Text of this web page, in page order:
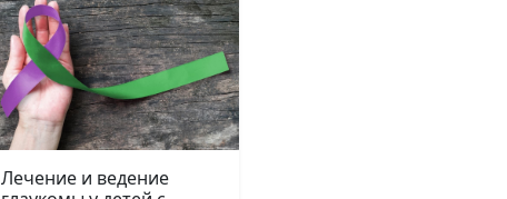
Лечение и ведение